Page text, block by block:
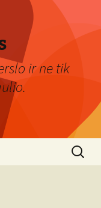
ir ne tik
Ieškoti: